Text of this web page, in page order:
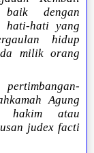
dengan
hati-hati yang
hidup
milik orang
Agung
hakim atau
judex facti